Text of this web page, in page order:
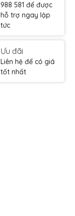
988 581 để được
hỗ trợ ngay lập
tức
Ưu đãi
Liên hệ để có giá
tốt nhất